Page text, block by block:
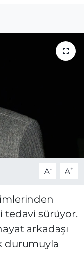
A- A+
tedavi sürüyor.
arkadaşı
durumuyla